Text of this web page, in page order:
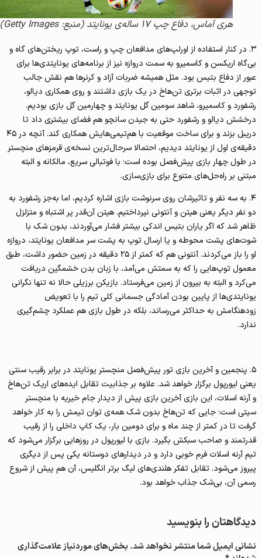
هری آماس، دفاع چپ ۱۷ ساله‌ی یونایتد (منبع: Getty Images)
کنار استفاده از اورلپ‌های مدافعان چپ و راست، توپ ریختن‌های گاه و
اریکسن و کاسمیرو به سمت دروازه نیز از برنامه‌های یونایتدی‌ها برای
از دفاع بتیس بود. مثل همیشه ضربات آزاد و کرنرها هم نقش جالب
در اثبات برتری تن‌هاخ در یک بازی داشتند و روی همکاری دیالو،
و کاسمیرو، شاهد سومین گل یونایتد و چهارمین گل بازی بودیم.
دیالو و رشفورد حتی به جیدن سانچو هم فضای بیشتری داد تا
دریبل بزند و برای ساخت موقعیت با هم‌تیمی‌هایش همکاری کند. آنچه در ۴۵
اول از یونایتد دیدیم، احتمالا سرحال‌ترین نسخه‌ی قرمزهای منچستر
چهار بازی پیش‌فصل بوده است؛ با فوتبالی سریع، مالکانه و البته
بر راه‌حل‌های متنوع برای بازی‌سازی.
سه نفر و تاثیرشان روی سرنوشت بازی اشاره کردیم، اما به‌جز رشفورد به
دیگر یعنی هیتن و آنتونی نپرداختیم. هیتن آن‌قدر پر اشتباه و متزلزل
شد که اگر یاران بتیس اندکی بیشتر فشار می‌آوردند، بدون شک با
پشت محوطه و یا ارسال توپ به پشت‌ سر مدافعان یونایتد، دروازه
او را باز می‌کردند. آنتونی هم که کمتر از ۲۵ دقیقه در زمین حضور داشت، طبق
توپ‌هایی را که به سمتش می‌آمد، با زبان بدن خشمگین دریافت
و البته به بیرون از زمین می‌فرستاد. بازیکن برزیلی حالا نه‌ تنها نگرانی
از پایین بودن آمادگی جسمانی کلی تیم را با تعویض
به حداکثر می‌رساند، بلکه در طول بازی هم عملکرد چشم‌گیری
و آخرین بازی تور پیش‌فصل منچستر یونایتد در برابر رقیب سنتی
لیورپول برگزار خواهد شد. علاوه بر جذابیت تقابل ایده‌های اریک تن‌هاخ
اسلات، این بازی آخرین بازی پیش از دیدار جام خیریه با منچستر
است؛ جایی که تن‌هاخ بدون شک همه‌ی توان تیمش را به کار خواهد
تا در کمتر از چند ماه و برای دومین بار، یک کاپ داخلی را از رقیب
و صاحب سبکش بگیرد. بازی با لیورپول در روزهایی برگزار می‌شود که
اسلات فرم خوبی دارد و در دیدارهای دوستانه یکی پس از دیگری
می‌شود. تقابل تفکر هلندی‌های لیگ برتر انگلیس، آن هم پیش از شروع
آن، بی‌شک جذاب خواهد بود.
را بنویسید
ایمیل شما منتشر نخواهد شد. بخش‌های موردنیاز علامت‌گذاری